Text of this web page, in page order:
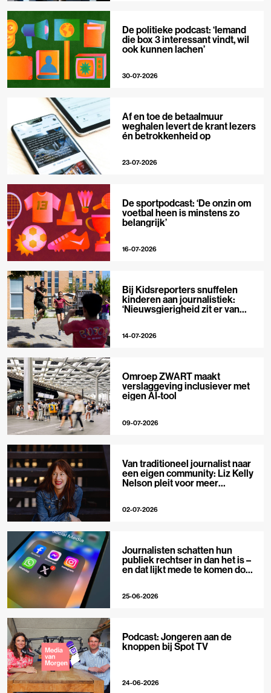
De politieke podcast: ‘Iemand
die box 3 interessant vindt, wil
ook kunnen lachen’
30-07-2026
Af en toe de betaalmuur
weghalen levert de krant lezers
én betrokkenheid op
23-07-2026
De sportpodcast: ‘De onzin om
voetbal heen is minstens zo
belangrijk’
16-07-2026
Bij Kidsreporters snuffelen
kinderen aan journalistiek:
‘Nieuwsgierigheid zit er van
14-07-2026
Omroep ZWART maakt
verslaggeving inclusiever met
eigen AI-tool
09-07-2026
Van traditioneel journalist naar
een eigen community: Liz Kelly
Nelson pleit voor meer
02-07-2026
Journalisten schatten hun
publiek rechtser in dan het is –
en dat lijkt mede te komen door
25-06-2026
Podcast: Jongeren aan de
knoppen bij Spot TV
24-06-2026